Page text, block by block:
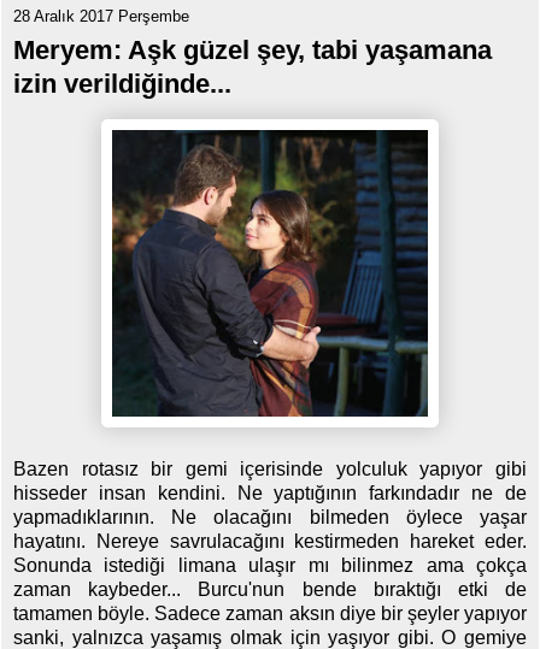
28 Aralık 2017 Perşembe
Meryem: Aşk güzel şey, tabi yaşamana
izin verildiğinde...
Bazen rotasız bir gemi içerisinde yolculuk yapıyor gibi
hisseder insan kendini. Ne yaptığının farkındadır ne de
yapmadıklarının. Ne olacağını bilmeden öylece yaşar
hayatını. Nereye savrulacağını kestirmeden hareket eder.
Sonunda istediği limana ulaşır mı bilinmez ama çokça
zaman kaybeder... Burcu'nun bende bıraktığı etki de
tamamen böyle. Sadece zaman aksın diye bir şeyler yapıyor
sanki, yalnızca yaşamış olmak için yaşıyor gibi. O gemiye